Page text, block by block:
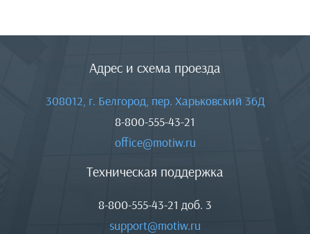
Адрес и схема проезда
308012, г. Белгород, пер. Харьковский 36Д
8-800-555-43-21
office@motiw.ru
Техническая поддержка
8-800-555-43-21 доб. 3
support@motiw.ru